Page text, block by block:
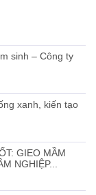
sinh – Công ty
xanh, kiến tạo
GIEO MẦM
NGHIỆP...